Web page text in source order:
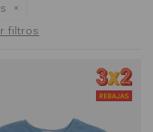
filtros